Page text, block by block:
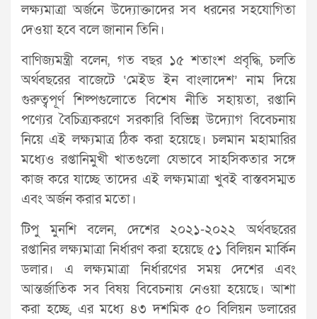
লক্ষ্যমাত্রা অর্জনে উদ্যোক্তাদের সব ধরনের সহযোগিতা
দেওয়া হবে বলে জানান তিনি।
বাণিজ্যমন্ত্রী বলেন, গত বছর ১৫ শতাংশ প্রবৃদ্ধি, চলতি
অর্থবছরের বাজেটে ‘মেইড ইন বাংলাদেশ’ নাম দিয়ে
গুরুত্বপূর্ণ শিল্পগুলোতে বিশেষ নীতি সহায়তা, রপ্তানি
পণ্যের বৈচিত্র্যকরণে সরকারি বিভিন্ন উদ্যোগ বিবেচনায়
নিয়ে এই লক্ষ্যমাত্র ঠিক করা হয়েছে। চলমান মহামারির
মধ্যেও রপ্তানিমুখী খাতগুলো যেভাবে সাহসিকতার সঙ্গে
কাজ করে যাচ্ছে তাদের এই লক্ষ্যমাত্রা খুবই বাস্তবসম্মত
এবং অর্জন করার মতো।
টিপু মুনশি বলেন, দেশের ২০২১-২০২২ অর্থবছরের
রপ্তানির লক্ষ্যমাত্রা নির্ধারণ করা হয়েছে ৫১ বিলিয়ন মার্কিন
ডলার। এ লক্ষ্যমাত্রা নির্ধারণের সময় দেশের এবং
আন্তর্জাতিক সব বিষয় বিবেচনায় নেওয়া হয়েছে। আশা
করা হচ্ছে, এর মধ্যে ৪৩ দশমিক ৫০ বিলিয়ন ডলারের